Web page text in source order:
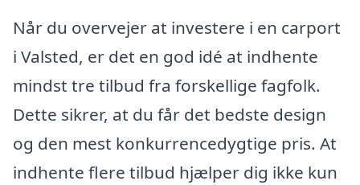
Når du overvejer at investere i en carport
i Valsted, er det en god idé at indhente
mindst tre tilbud fra forskellige fagfolk.
Dette sikrer, at du får det bedste design
og den mest konkurrencedygtige pris. At
indhente flere tilbud hjælper dig ikke kun